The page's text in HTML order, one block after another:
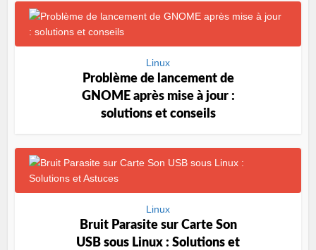
Linux
Problème de lancement de
GNOME après mise à jour :
solutions et conseils
Linux
Bruit Parasite sur Carte Son
USB sous Linux : Solutions et